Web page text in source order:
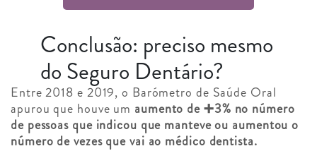
Conclusão: preciso mesmo
do Seguro Dentário?
Entre 2018 e 2019, o Barómetro de Saúde Oral
apurou que houve um aumento de ➕3% no número
de pessoas que indicou que manteve ou aumentou o
número de vezes que vai ao médico dentista.